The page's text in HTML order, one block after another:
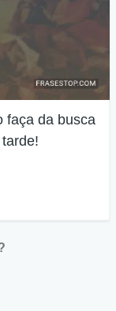
faça da busca